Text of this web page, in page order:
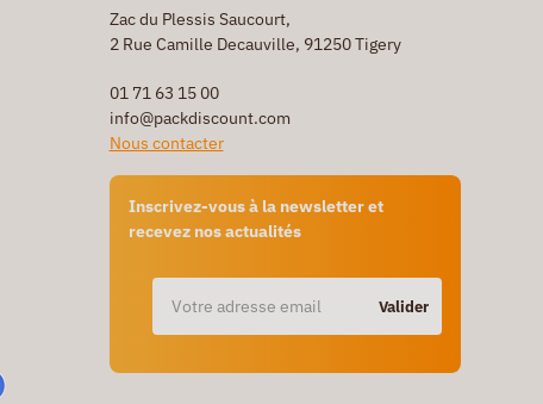
Zac du Plessis Saucourt,
2 Rue Camille Decauville, 91250 Tigery
01 71 63 15 00
info@packdiscount.com
Nous contacter
Inscrivez-vous à la newsletter et
recevez nos actualités
Valider